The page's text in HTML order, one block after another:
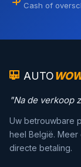
Cash of
AUTO
"Na de verkoop
Uw betrouwbare
heel België. Meer
directe betaling.